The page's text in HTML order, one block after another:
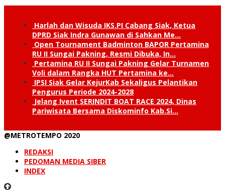
Harlah dan Wisuda IKS.PI Cabang Siak, Ketua
DPRD Siak Indra Gunawan di Sahkan Me…
Open Tournament Badminton BAPOR Pertamina
RU II Sungai Pakning, Resmi Dibuka, In…
Pertamina RU II Sungai Pakning Gelar Turnamen
Voli dalam Rangka HUT Pertamina ke…
IPSI Siak Gelar KejurKab Sekaligus Pelantikan
Pengurus Periode 2024-2028
Jelang Ivent SERINDIT BOAT RACE 2024, Dinas
Pariwisata Bersama Diskominfo Kab.Si…
@METROTEMPO 2020
REDAKSI
PEDOMAN MEDIA SIBER
INDEX